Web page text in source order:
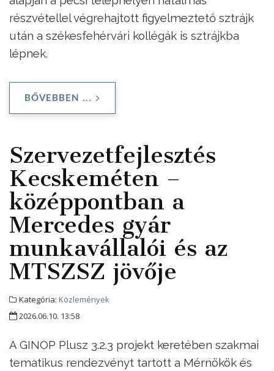
részvétellel végrehajtott figyelmeztető sztrájk
után a székesfehérvári kollégák is sztrájkba
lépnek.
BŐVEBBEN ...
Szervezetfejlesztés
Kecskeméten –
középpontban a
Mercedes gyár
munkavállalói és az
MTSZSZ jövője
Kategória: Közlemények
2026.06.10. 13:58
A GINOP Plusz 3.2.3 projekt keretében szakmai
tematikus rendezvényt tartott a Mérnökök és